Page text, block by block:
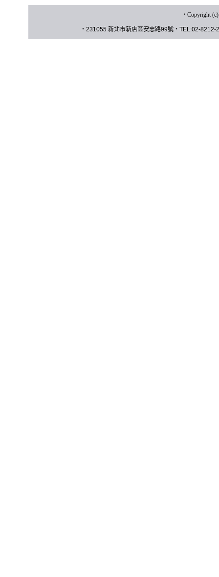
‧ Copyright
‧ 231055 新北市新店區安忠路99號‧ TEL:02-8212-